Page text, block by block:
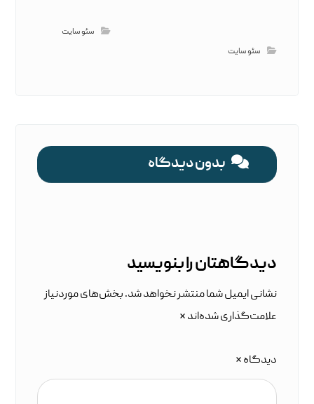
سئو سایت
سئو سایت
بدون دیدگاه
دیدگاهتان را بنویسید
نشانی ایمیل شما منتشر نخواهد شد.بخش‌های موردنیاز
علامت‌گذاری شده‌اند*
دیدگاه*